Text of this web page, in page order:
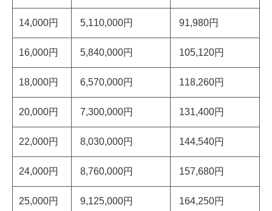
14,000円 5,110,000円 91,980円
16,000円 5,840,000円 105,120円
18,000円 6,570,000円 118,260円
20,000円 7,300,000円 131,400円
22,000円 8,030,000円 144,540円
24,000円 8,760,000円 157,680円
25,000円 9,125,000円 164,250円